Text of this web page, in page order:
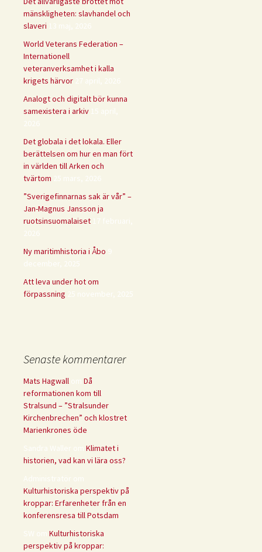
mänskligheten: slavhandel och
slaveri 13 maj, 2026
World Veterans Federation –
Internationell
veteranverksamhet i kalla
krigets härvor
27 april, 2026
Analogt och digitalt bör kunna
samexistera i arkiv 15 april,
2026
Det globala i det lokala. Eller
berättelsen om hur en man fört
in världen till Arken och
tvärtom
25 mars, 2026
”Sverigefinnarnas sak är vår” –
Jan-Magnus Jansson ja
ruotsinsuomalaiset 17 februari,
2026
Ny maritimhistoria i Åbo 9
december, 2025
Att leva under hot om
förpassning
25 november, 2025
Senaste kommentarer
Mats Hagwall om Då
reformationen kom till
Stralsund – ”Stralsunder
Kirchenbrechen” och klostret
Marienkrones öde
Sandra Waller om Klimatet i
historien, vad kan vi lära oss?
Administratör om
Kulturhistoriska perspektiv på
kroppar: Erfarenheter från en
konferensresa till Potsdam
SW om Kulturhistoriska
perspektiv på kroppar: